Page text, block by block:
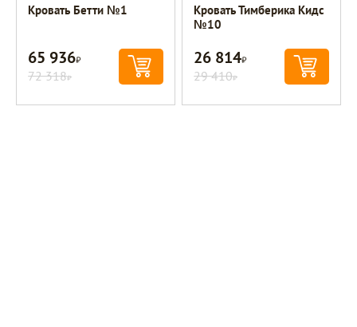
Кровать Бетти №1
65 936Р
72 318Р
Кровать Тимберика Кидс
№10
26 814Р
29 410Р